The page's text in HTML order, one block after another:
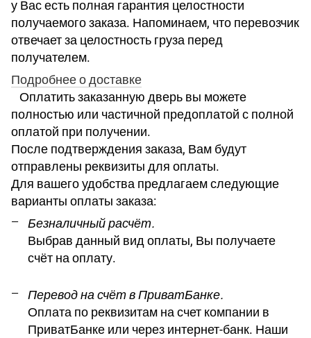
у Вас есть полная гарантия целостности
получаемого заказа. Напоминаем, что перевозчик
отвечает за целостность груза перед
получателем.
Подробнее о доставке
Оплатить заказанную дверь вы можете
полностью или частичной предоплатой с полной
оплатой при получении.
После подтверждения заказа, Вам будут
отправлены реквизиты для оплаты.
Для вашего удобства предлагаем следующие
варианты оплаты заказа:
Безналичный расчёт.
Выбрав данный вид оплаты, Вы получаете
счёт на оплату.
Перевод на счёт в ПриватБанке.
Оплата по реквизитам на счет компании в
ПриватБанке или через интернет-банк. Наши